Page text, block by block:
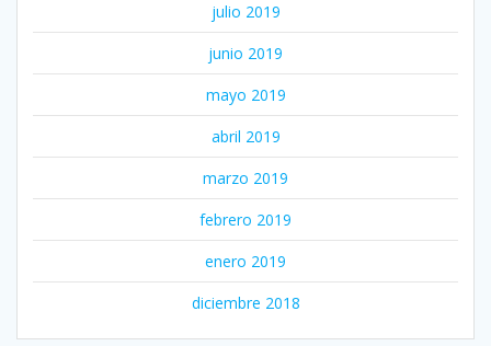
julio 2019
junio 2019
mayo 2019
abril 2019
marzo 2019
febrero 2019
enero 2019
diciembre 2018